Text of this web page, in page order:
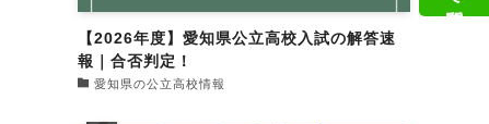
【2026年度】愛知県公立高校入試の解答速
報｜合否判定！
愛知県の公立高校情報